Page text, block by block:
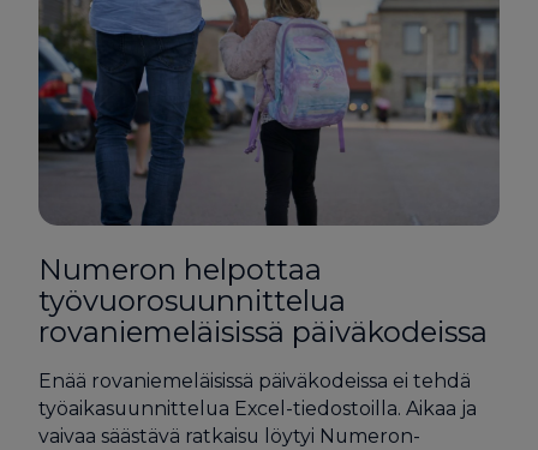
Numeron helpottaa
työvuorosuunnittelua
rovaniemeläisissä päiväkodeissa
Enää rovaniemeläisissä päiväkodeissa ei tehdä
työaikasuunnittelua Excel-tiedostoilla. Aikaa ja
vaivaa säästävä ratkaisu löytyi Numeron-